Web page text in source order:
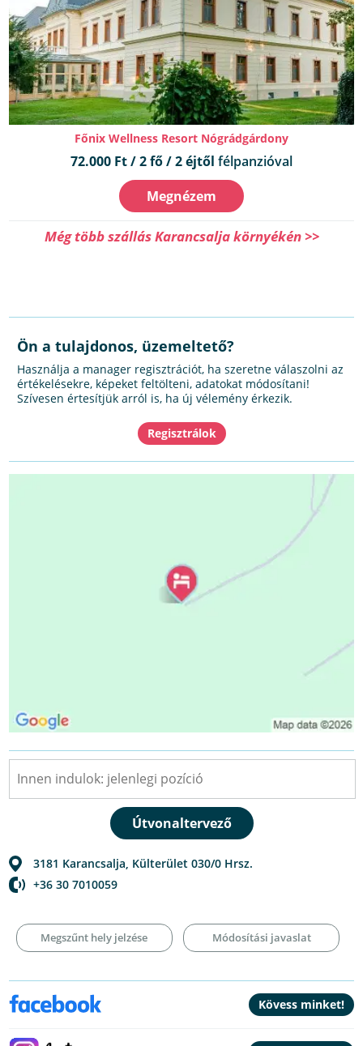
Főnix Wellness Resort Nógrádgárdony
72.000 Ft / 2 fő / 2 éjtől félpanzióval
Megnézem
Még több szállás Karancsalja környékén >>
Ön a tulajdonos, üzemeltető?
Használja a manager regisztrációt, ha szeretne válaszolni az
értékelésekre, képeket feltölteni, adatokat módosítani!
Szívesen értesítjük arról is, ha új vélemény érkezik.
3181 Karancsalja Külterület 030/0 Hrsz.
+36 30 7010059
Megszűnt hely jelzése Módosítási javaslat